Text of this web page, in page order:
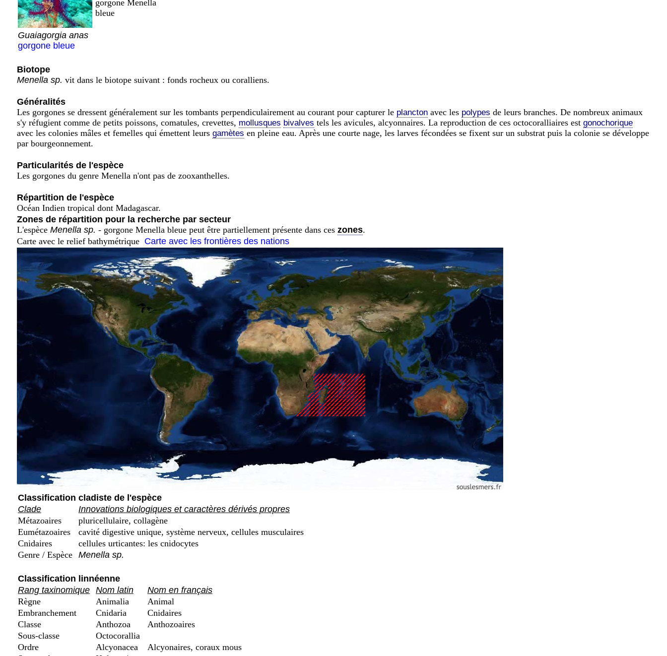
Guaiagorgia anas
gorgone bleue
gorgone Menella
bleue
Biotope
Menella sp. vit dans le biotope suivant : fonds rocheux ou coralliens.
Généralités
Les gorgones se dressent généralement sur les tombants perpendiculairement au courant pour capturer le plancton avec les polypes de leurs branches. De nombreux animaux
s'y réfugient comme de petits poissons, comatules, crevettes, mollusques bivalves tels les avicules, alcyonnaires. La reproduction de ces octocoralliaires est gonochorique
avec les colonies mâles et femelles qui émettent leurs gamètes en pleine eau. Après une courte nage, les larves fécondées se fixent sur un substrat puis la colonie se développe
par bourgeonnement.
Particularités de l'espèce
Les gorgones du genre Menella n'ont pas de zooxanthelles.
Répartition de l'espèce
Océan Indien tropical dont Madagascar.
Zones de répartition pour la recherche par secteur
L'espèce Menella sp. - gorgone Menella bleue peut être partiellement présente dans ces zones.
Carte avec le relief bathymétrique Carte avec les frontières des nations
Classification cladiste de l'espèce
Clade
Innovations biologiques et caractères dérivés propres
Métazoaires
pluricellulaire, collagène
Eumétazoaires
cavité digestive unique, système nerveux, cellules musculaires
Cnidaires
cellules urticantes: les cnidocytes
Genre / Espèce Menella sp.
Classification linnéenne
Rang taxinomique Nom latin
Nom en français
Règne
Animalia
Animal
Embranchement
Cnidaria
Cnidaires
Classe
Anthozoa
Anthozoaires
Sous-classe
Octocorallia
Ordre
Alcyonacea
Alcyonaires, coraux mous